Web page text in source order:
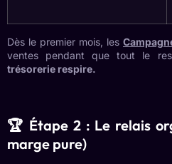
Dès le premier mois, les
ventes pendant que tout le
trésorerie respire.
🏆 Étape 2 : Le relais
marge pure)